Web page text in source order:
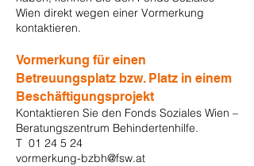
Wien direkt wegen einer Vormerkung
kontaktieren.
Vormerkung für einen
Betreuungsplatz bzw. Platz in einem
Beschäftigungsprojekt
Kontaktieren Sie den Fonds Soziales Wien –
Beratungszentrum Behindertenhilfe.
T 01 24 5 24
vormerkung-bzbh@fsw.at